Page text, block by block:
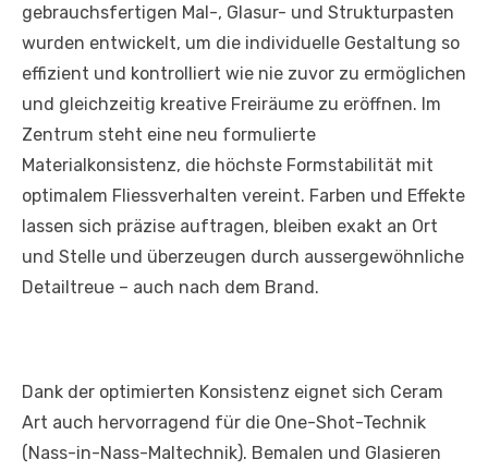
gebrauchsfertigen Mal-, Glasur- und Strukturpasten
wurden entwickelt, um die individuelle Gestaltung so
effizient und kontrolliert wie nie zuvor zu ermöglichen
und gleichzeitig kreative Freiräume zu eröffnen. Im
Zentrum steht eine neu formulierte
Materialkonsistenz, die höchste Formstabilität mit
optimalem Fliessverhalten vereint. Farben und Effekte
lassen sich präzise auftragen, bleiben exakt an Ort
und Stelle und überzeugen durch aussergewöhnliche
Detailtreue – auch nach dem Brand.
Dank der optimierten Konsistenz eignet sich Ceram
Art auch hervorragend für die One-Shot-Technik
(Nass-in-Nass-Maltechnik). Bemalen und Glasieren